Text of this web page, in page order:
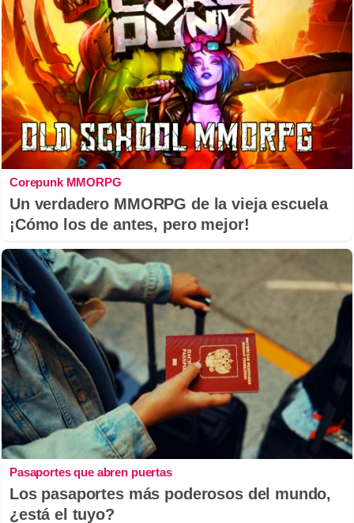
Corepunk MMORPG
Un verdadero MMORPG de la vieja escuela
¡Cómo los de antes, pero mejor!
Pasaportes que abren puertas
Los pasaportes más poderosos del mundo,
¿está el tuyo?